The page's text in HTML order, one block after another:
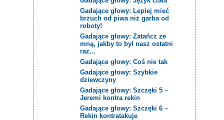
Gadające głowy: Lepiej mieć
brzuch od piwa niż garba od
roboty!
Gadające głowy: Zatańcz ze
mną, jakby to był nasz ostatni
raz...
Gadające głowy: Coś nie tak
Gadające głowy: Szybkie
dziewczyny
Gadające głowy: Szczęki 5 –
Jeremi kontra rekin
Gadające głowy: Szczęki 6 –
Rekin kontratakuje